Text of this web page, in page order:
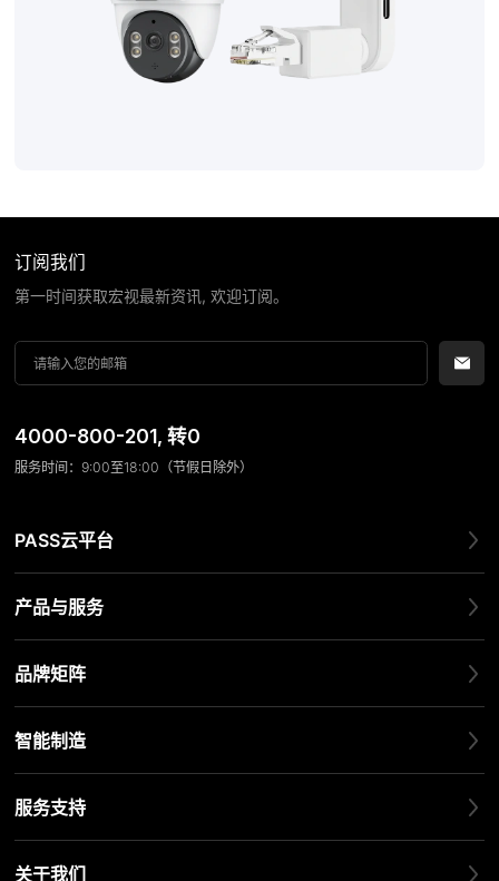
订阅我们
第一时间获取宏视最新资讯, 欢迎订阅。
4000-800-201, 转0
服务时间：9:00至18:00（节假日除外）
PASS云平台
产品与服务
品牌矩阵
智能制造
服务支持
关于我们